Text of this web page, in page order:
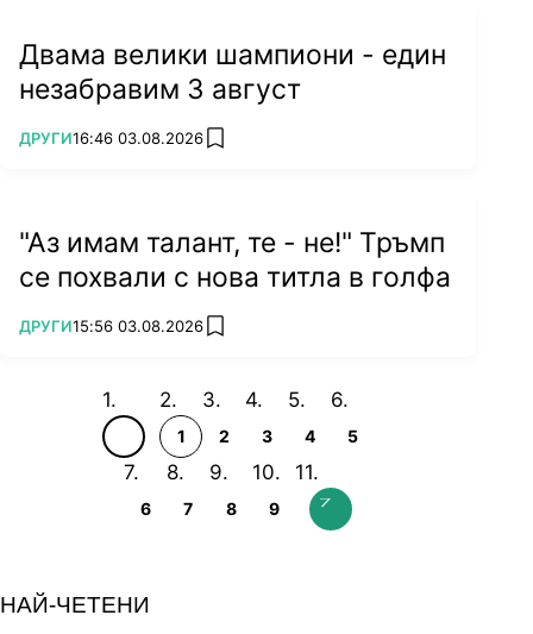
Двама велики шампиони - един
незабравим 3 август
ПОВЕЧЕ ОТ
ДРУГИ16:46 03.08.2026 add favorites
"Аз имам талант, те - не!" Тръмп
се похвали с нова титла в голфа
ПОВЕЧЕ ОТ
ДРУГИ15:56 03.08.2026 add favorites
1 2 3 4 5
6 7 8 9
НАЙ-ЧЕТЕНИ